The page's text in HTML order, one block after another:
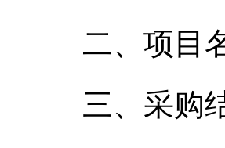
二、项目
三、采购